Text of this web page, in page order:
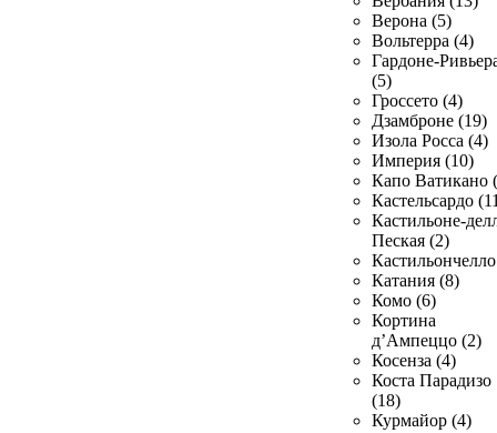
Верона (5)
Вольтерра (4)
Гардоне-
(5)
Гроссето (4)
Дзамброне (19)
Изола Росса (4)
Империя (10)
Капо Ватикано
Кастельсардо
Кастильоне-
Пеская (2)
Катания (8)
Комо (6)
Кортина
д’Ампеццо (2)
Косенза (4)
Коста Парадизо
(18)
Курмайор (4)